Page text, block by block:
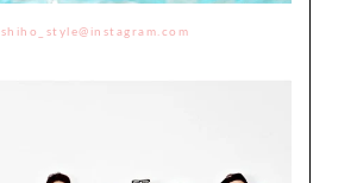
shiho_style@instagram.com